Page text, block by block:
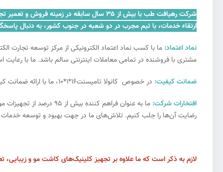
شرکت رهیافت طب با بیش از ۳۵ سال سابقه
ارتقاء خدمات، با تیم مجرب در دو شعبه در جنوب کشور، به دنبال
نماد اعتماد: ما با کسب نماد اعتماد الکترونیکی از مرکز توسعه
مشتری با فروشنده در تمامی معاملات اینترنتی سالم باشد. ما با
ضمانت کیفیت: در خصوص کانولا تامیسنت16*1*10، ما با ارائه ضمانت کیفیت، به مشتریان اطمینان می‌دهیم که می‌توانند به راحتی به کالاهای با کیفیت اعتماد کنند و به عنوان خریداران اطمینان‌بخش شناخته شوند.
افتخارات شرکت:
ما به عنوان فراهم
رضایت آن‌ها را جلب کنیم. تلاش‌های ما در جهت بهبود و توسعه خدمات،
لازم به ذکر است که ما علاوه بر تجهیز کلینیک‌های کاشت مو و زیبایی،